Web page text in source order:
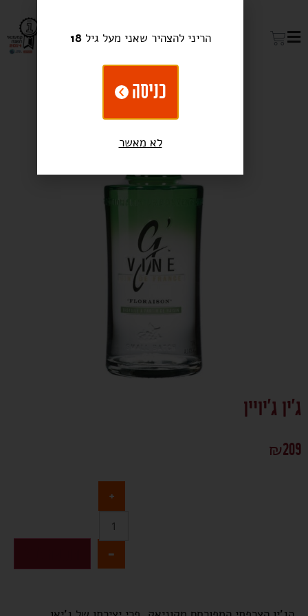
ג'ין ג'יויין
₪209
+
-
הריני להצהיר שאני מעל גיל18
כניסה
לא מאשר